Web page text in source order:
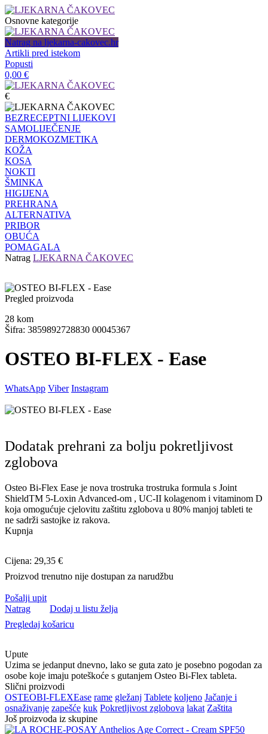
Osnovne kategorije
Natrag na ljekarna-cakovec.hr
Artikli pred istekom
Popusti
0,00 €
€
BEZRECEPTNI LIJEKOVI
SAMOLIJEČENJE
DERMOKOZMETIKA
KOŽA
KOSA
NOKTI
ŠMINKA
HIGIJENA
PREHRANA
ALTERNATIVA
PRIBOR
OBUĆA
POMAGALA
Natrag LJEKARNA ČAKOVEC
Pregled proizvoda
28 kom
Šifra: 3859892728830 00045367
OSTEO BI-FLEX - Ease
WhatsApp Viber Instagram
Dodatak prehrani za bolju pokretljivost
zglobova
Osteo Bi-Flex Ease je nova trostruka trostruka formula s Joint
ShieldTM 5-Loxin Advanced-om , UC-II kolagenom i vitaminom D
koja omogućuje cjelovitu zaštitu zglobova u 80% manjoj tableti te
ne sadrži sastojke iz rakova.
Kupnja
Cijena: 29,35 €
Proizvod trenutno nije dostupan za narudžbu
Pošalji upit
Natrag
Dodaj u listu želja
Pregledaj košaricu
Upute
Uzima se jedanput dnevno, lako se guta zato je posebno pogodan za
osobe koje imaju poteškoće s gutanjem Osteo Bi-Flex tableta.
Slični proizvodi
OSTEOBI-FLEXEase rame gležanj Tablete koljeno Jačanje i
osnaživanje zapešće kuk Pokretljivost zglobova lakat Zaštita
Još proizvoda iz skupine